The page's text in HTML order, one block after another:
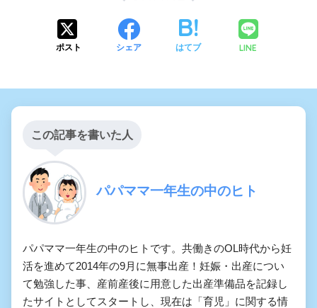
ポスト シェア はてブ LINE
この記事を書いた人
パパママ一年生の中のヒト
パパママ一年生の中のヒトです。共働きのOL時代から妊
活を進めて2014年の9月に無事出産！妊娠・出産につい
て勉強した事、産前産後に用意した出産準備品を記録し
たサイトとしてスタートし、現在は「育児」に関する情